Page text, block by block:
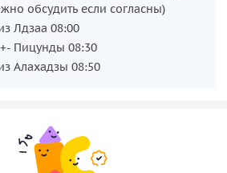
обсудить если согласны)
Лдзаа 08:00
Пицунды 08:30
Алахадзы 08:50